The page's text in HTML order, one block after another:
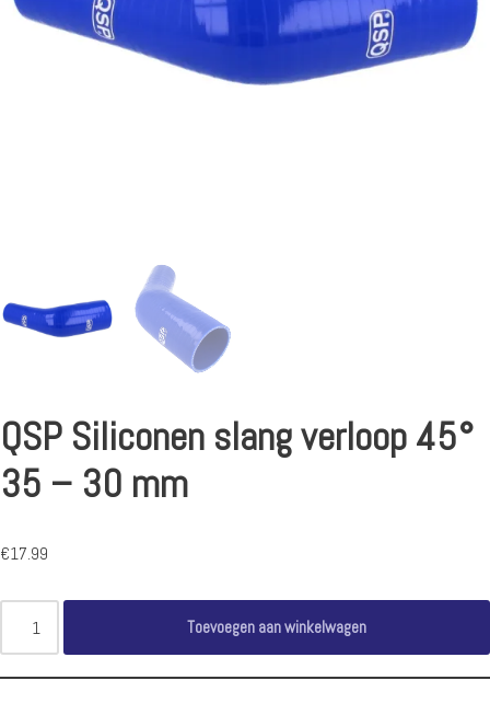
QSP Siliconen slang verloop 45°
35 – 30 mm
€17.99
Toevoegen aan winkelwagen